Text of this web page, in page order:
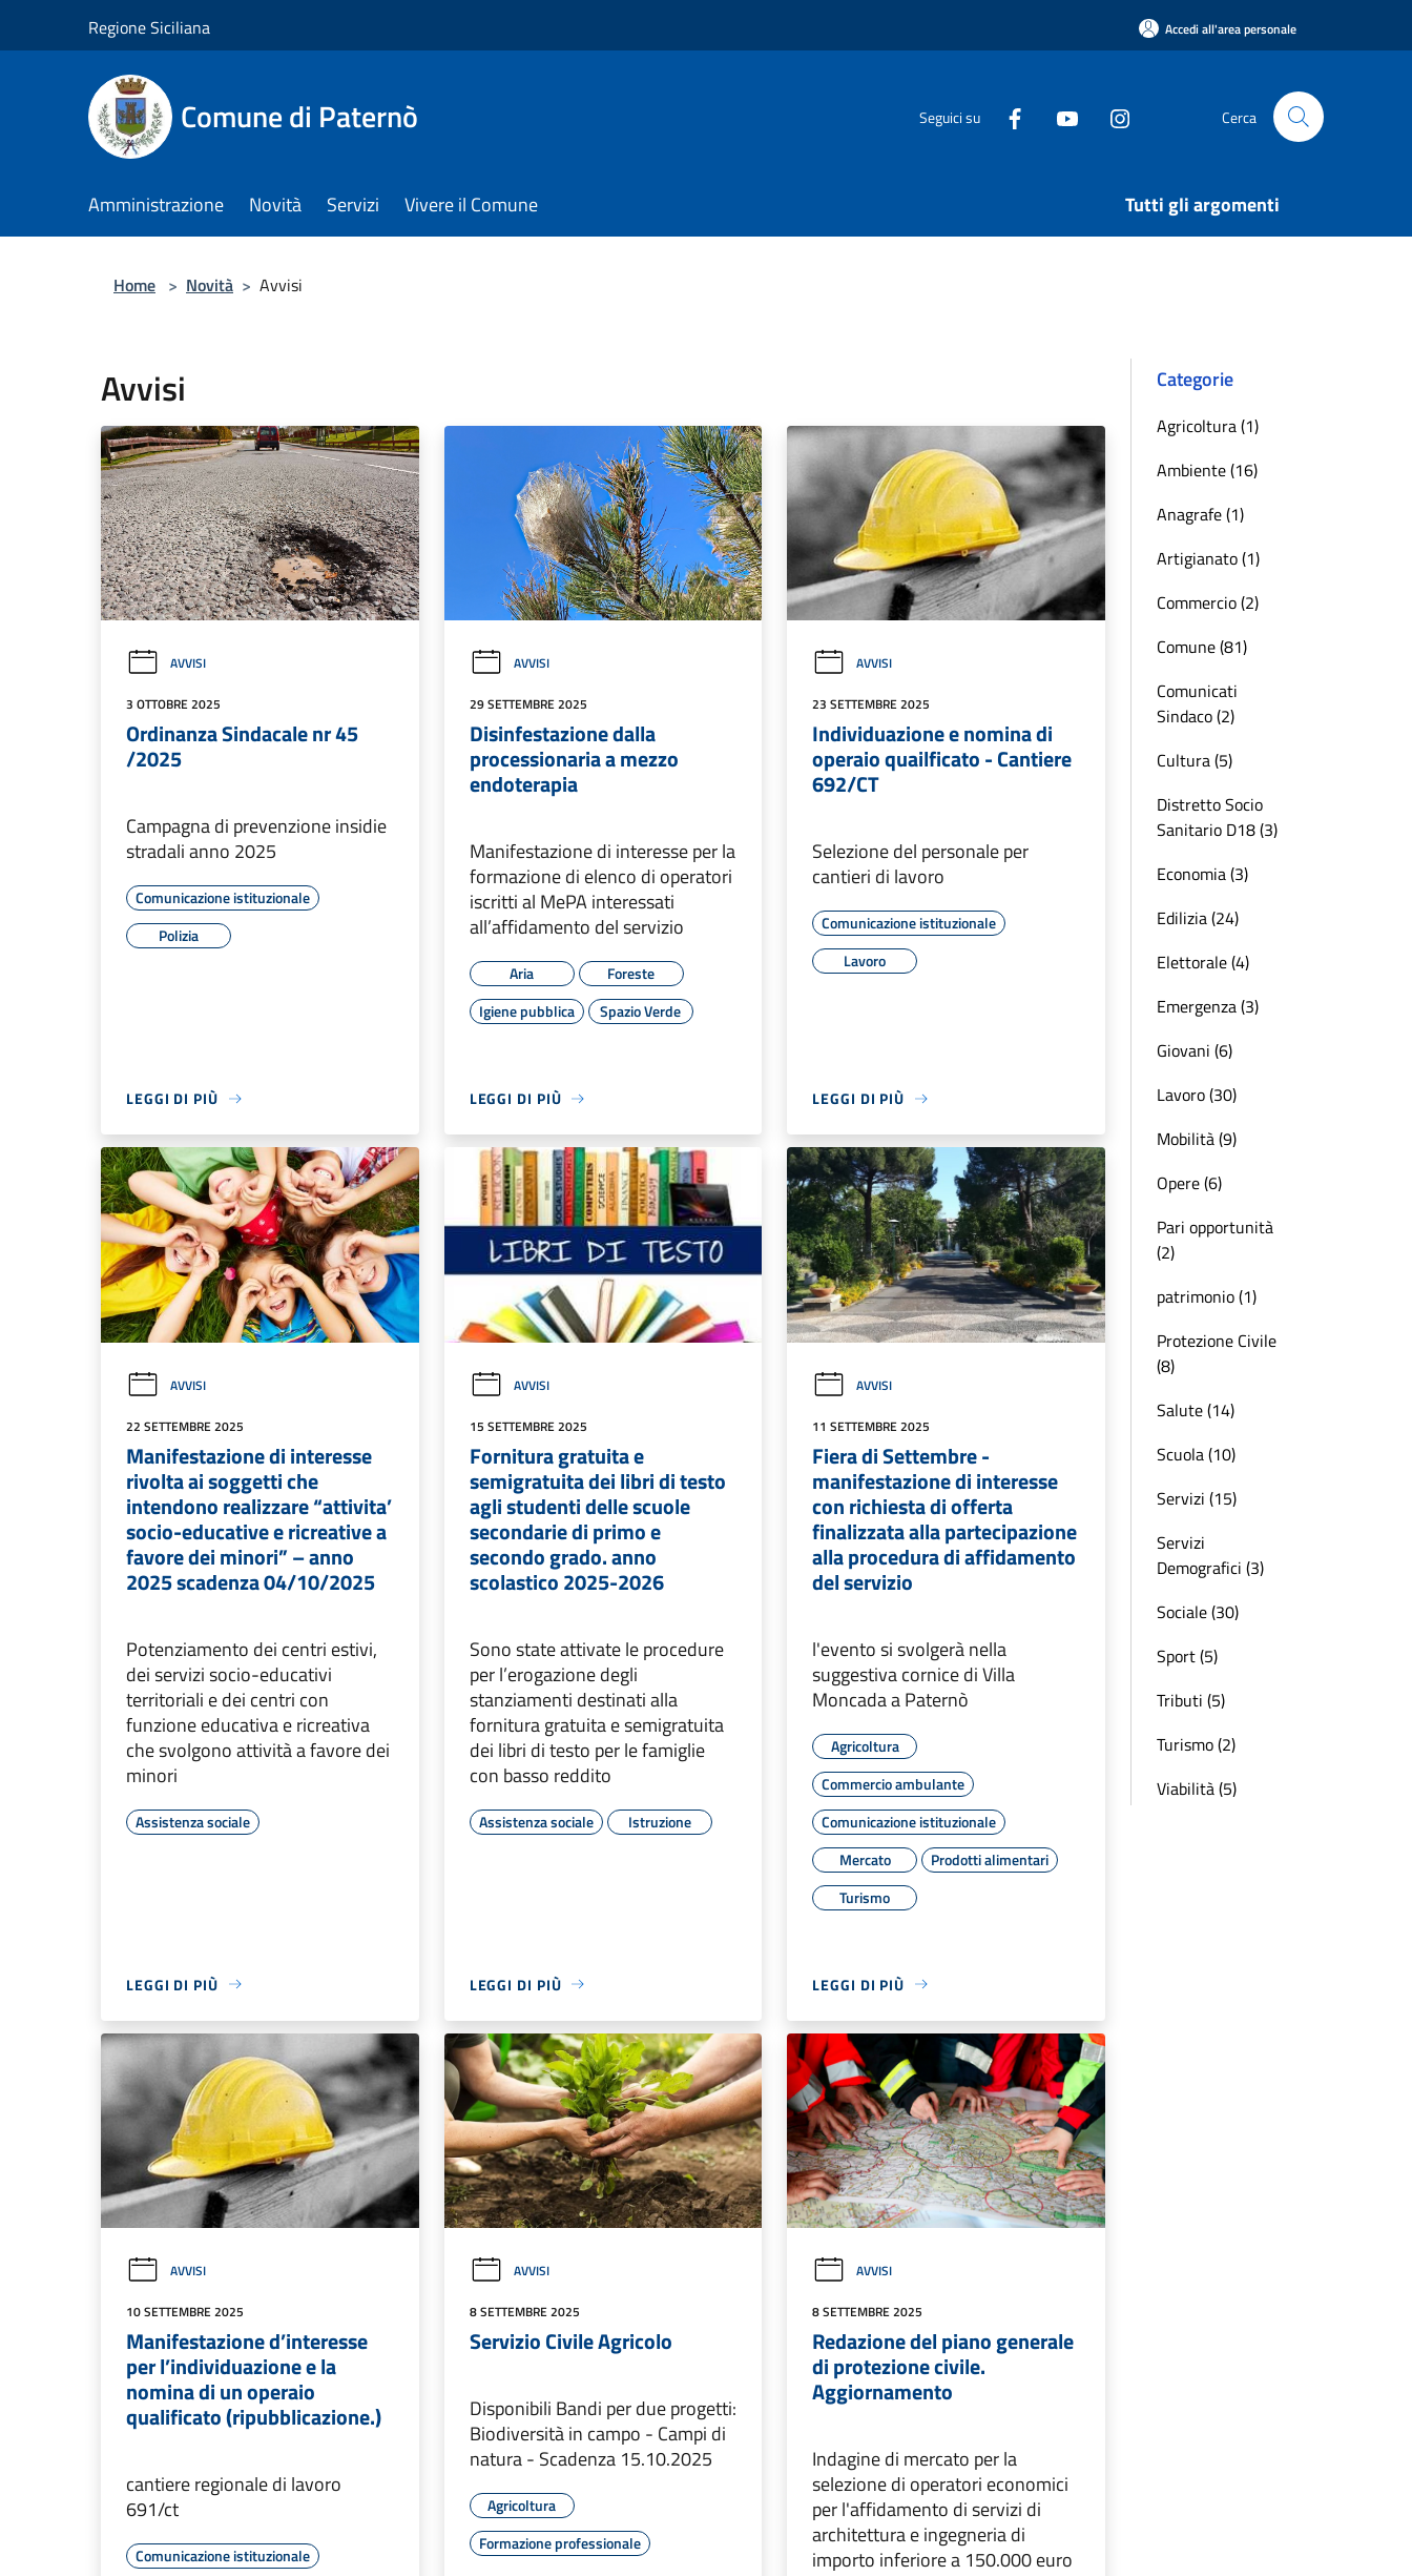
Regione Siciliana Accedi all'area personale
Comune di Paternò Seguici su Cerca
Amministrazione Novità Servizi Vivere il Comune Tutti gli argomenti
Home > Novità > Avvisi
Avvisi
AVVISI
3 OTTOBRE 2025
Ordinanza Sindacale nr 45
/2025
Campagna di prevenzione insidie
stradali anno 2025
Comunicazione istituzionale
Polizia
LEGGI DI PIÙ
AVVISI
29 SETTEMBRE 2025
Disinfestazione dalla
processionaria a mezzo
endoterapia
Manifestazione di interesse per la
formazione di elenco di operatori
iscritti al MePA interessati
all’affidamento del servizio
Aria
Foreste
Igiene pubblica
Spazio Verde
LEGGI DI PIÙ
AVVISI
23 SETTEMBRE 2025
Individuazione e nomina di
operaio quailficato - Cantiere
692/CT
Selezione del personale per
cantieri di lavoro
Comunicazione istituzionale
Lavoro
LEGGI DI PIÙ
AVVISI
22 SETTEMBRE 2025
Manifestazione di interesse
rivolta ai soggetti che
intendono realizzare “attivita’
socio-educative e ricreative a
favore dei minori” – anno
2025 scadenza 04/10/2025
Potenziamento dei centri estivi,
dei servizi socio-educativi
territoriali e dei centri con
funzione educativa e ricreativa
che svolgono attività a favore dei
minori
Assistenza sociale
LEGGI DI PIÙ
AVVISI
15 SETTEMBRE 2025
Fornitura gratuita e
semigratuita dei libri di testo
agli studenti delle scuole
secondarie di primo e
secondo grado. anno
scolastico 2025-2026
Sono state attivate le procedure
per l’erogazione degli
stanziamenti destinati alla
fornitura gratuita e semigratuita
dei libri di testo per le famiglie
con basso reddito
Assistenza sociale Istruzione
LEGGI DI PIÙ
AVVISI
11 SETTEMBRE 2025
Fiera di Settembre -
manifestazione di interesse
con richiesta di offerta
finalizzata alla partecipazione
alla procedura di affidamento
del servizio
l'evento si svolgerà nella
suggestiva cornice di Villa
Moncada a Paternò
Agricoltura
Commercio ambulante
Comunicazione istituzionale
Mercato
Prodotti alimentari
Turismo
LEGGI DI PIÙ
AVVISI
10 SETTEMBRE 2025
Manifestazione d’interesse
per l’individuazione e la
nomina di un operaio
qualificato (ripubblicazione.)
cantiere regionale di lavoro
691/ct
Comunicazione istituzionale
AVVISI
8 SETTEMBRE 2025
Servizio Civile Agricolo
Disponibili Bandi per due progetti:
Biodiversità in campo - Campi di
natura - Scadenza 15.10.2025
Agricoltura
Formazione professionale
AVVISI
8 SETTEMBRE 2025
Redazione del piano generale
di protezione civile.
Aggiornamento
Indagine di mercato per la
selezione di operatori economici
per l'affidamento di servizi di
architettura e ingegneria di
importo inferiore a 150.000 euro
Categorie
Agricoltura (1)
Ambiente (16)
Anagrafe (1)
Artigianato (1)
Commercio (2)
Comune (81)
Comunicati
Sindaco (2)
Cultura (5)
Distretto Socio
Sanitario D18 (3)
Economia (3)
Edilizia (24)
Elettorale (4)
Emergenza (3)
Giovani (6)
Lavoro (30)
Mobilità (9)
Opere (6)
Pari opportunità
(2)
patrimonio (1)
Protezione Civile
(8)
Salute (14)
Scuola (10)
Servizi (15)
Servizi
Demografici (3)
Sociale (30)
Sport (5)
Tributi (5)
Turismo (2)
Viabilità (5)